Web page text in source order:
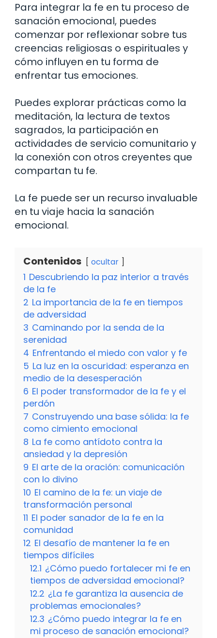
Para integrar la fe en tu proceso de
sanación emocional, puedes
comenzar por reflexionar sobre tus
creencias religiosas o espirituales y
cómo influyen en tu forma de
enfrentar tus emociones.
Puedes explorar prácticas como la
meditación, la lectura de textos
sagrados, la participación en
actividades de servicio comunitario y
la conexión con otros creyentes que
compartan tu fe.
La fe puede ser un recurso invaluable
en tu viaje hacia la sanación
emocional.
Contenidos ocultar
1 Descubriendo la paz interior a través
de la fe
2 La importancia de la fe en tiempos
de adversidad
3 Caminando por la senda de la
serenidad
4 Enfrentando el miedo con valor y fe
5 La luz en la oscuridad: esperanza en
medio de la desesperación
6 El poder transformador de la fe y el
perdón
7 Construyendo una base sólida: la fe
como cimiento emocional
8 La fe como antídoto contra la
ansiedad y la depresión
9 El arte de la oración: comunicación
con lo divino
10 El camino de la fe: un viaje de
transformación personal
11 El poder sanador de la fe en la
comunidad
12 El desafío de mantener la fe en
tiempos difíciles
12.1 ¿Cómo puedo fortalecer mi fe en
tiempos de adversidad emocional?
12.2 ¿La fe garantiza la ausencia de
problemas emocionales?
12.3 ¿Cómo puedo integrar la fe en
mi proceso de sanación emocional?